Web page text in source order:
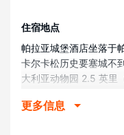
住宿地点
帕拉亚城堡酒店坐落于
卡尔卡松历史要塞城不
大利亚动物园 2.5 英里
客房
更多信息